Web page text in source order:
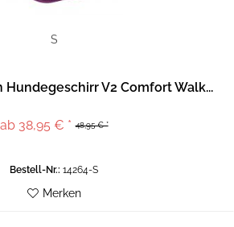
S
Hundegeschirr V2 Comfort Walk...
48,95 € *
ab 38,95 € *
Bestell-Nr.: 14264-S
Merken